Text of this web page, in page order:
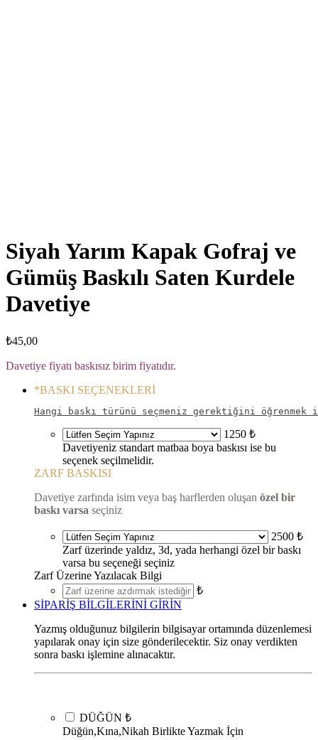
Siyah Yarım Kapak Gofraj ve
Gümüş Baskılı Saten Kurdele
Davetiye
₺45,00
Davetiye fiyatı baskısız birim fiyatıdır.
*BASKI SEÇENEKLERİ
Hangi baskı türünü seçmeniz gerektiğini öğrenmek
1250 ₺
Davetiyeniz standart matbaa boya baskısı ise bu
seçenek seçilmelidir.
ZARF BASKISI
Davetiye zarfında isim veya baş harflerden oluşan özel bir
baskı varsa seçiniz
2500 ₺
Zarf üzerinde yaldız, 3d, yada herhangi özel bir baskı
varsa bu seçeneği seçiniz
Zarf Üzerine Yazılacak Bilgi
₺
SİPARİŞ BİLGİLERİNİ GİRİN
Yazmış olduğunuz bilgilerin bilgisayar ortamında düzenlemesi
yapılarak onay için size gönderilecektir. Siz onay verdikten
sonra baskı işlemine alınacaktır.
DÜĞÜN ₺
Düğün,Kına,Nikah Birlikte Yazmak İçin